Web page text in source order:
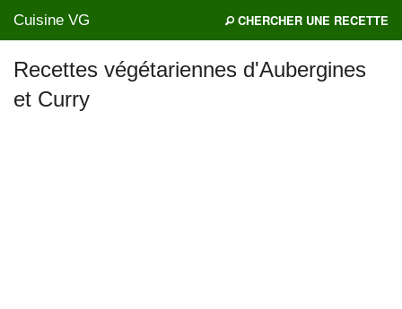
Cuisine VG CHERCHER UNE RECETTE
Mes blogs préférés
Recettes végétariennes d'Aubergines
et Curry